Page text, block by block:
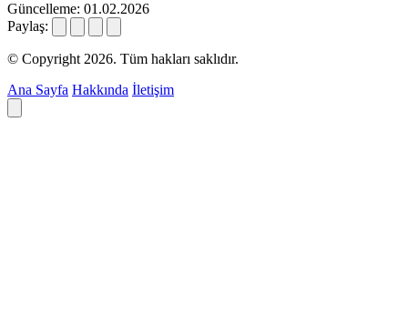
Güncelleme: 01.02.2026
Paylaş:
© Copyright 2026. Tüm hakları saklıdır.
Ana Sayfa Hakkında İletişim